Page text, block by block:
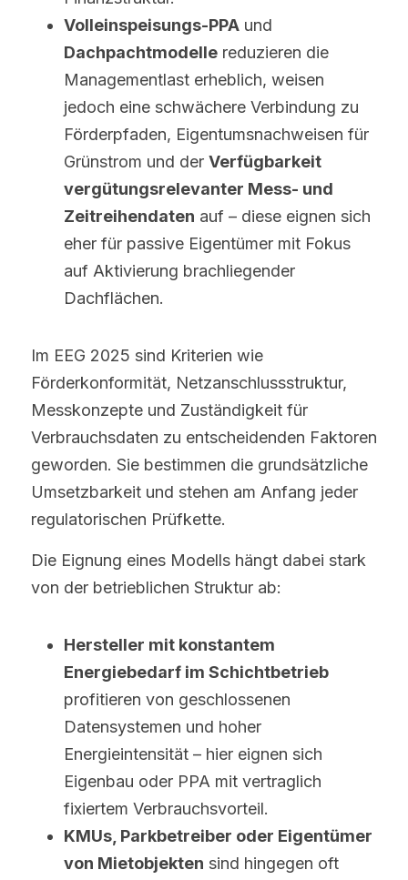
Volleinspeisungs-PPA
Dachpachtmodelle reduzieren die
Managementlast erheblich, weisen
jedoch eine schwächere Verbindung zu
Förderpfaden, Eigentumsnachweisen für
Grünstrom und der Verfügbarkeit
vergütungsrelevanter Mess- und
Zeitreihendaten auf – diese eignen sich
eher für passive Eigentümer mit Fokus
auf Aktivierung brachliegender
Dachflächen.
Im EEG 2025 sind Kriterien wie
Förderkonformität, Netzanschlussstruktur,
Messkonzepte und Zuständigkeit für
Verbrauchsdaten zu entscheidenden Faktoren
geworden. Sie bestimmen die grundsätzliche
Umsetzbarkeit und stehen am Anfang jeder
regulatorischen Prüfkette.
Die Eignung eines Modells hängt dabei stark
von der betrieblichen Struktur ab:
Hersteller mit konstantem
Energiebedarf im Schichtbetrieb
profitieren von geschlossenen
Datensystemen und hoher
Energieintensität – hier eignen sich
Eigenbau oder PPA mit vertraglich
fixiertem Verbrauchsvorteil.
KMUs, Parkbetreiber oder Eigentümer
von Mietobjekten sind hingegen oft